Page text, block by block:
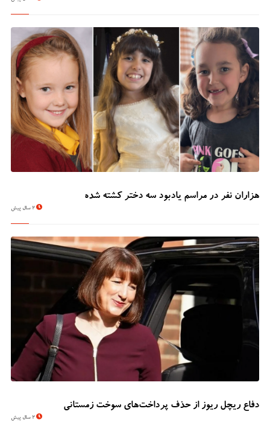
هزاران نفر در مراسم یادبود سه دختر کشته شده
2 سال پیش
دفاع ریچل ریوز از حذف پرداخت‌های سوخت زمستانی
2 سال پیش